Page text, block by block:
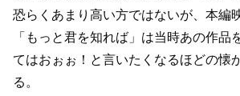
恐らくあまり高い方ではないが、 本編
「もっと君を知れば」は当時あの作品
てはおぉぉ！と言いたくなるほどの懐
る。